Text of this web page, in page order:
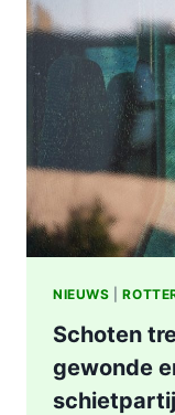
IN
NIEUWS |
Schoten
gewonde